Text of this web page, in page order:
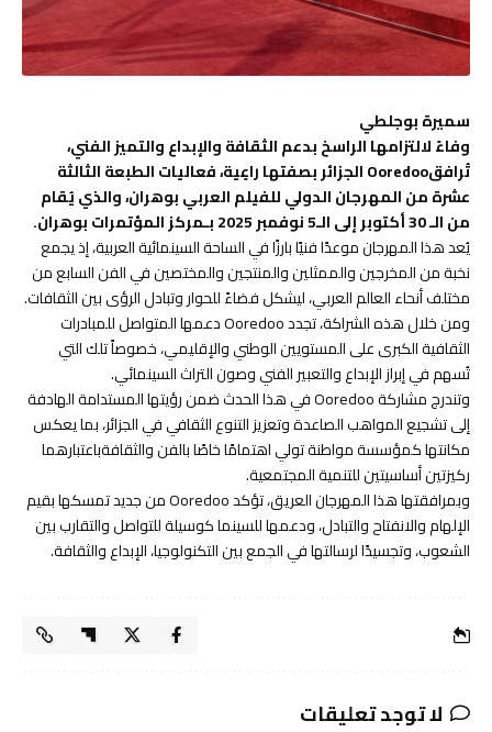
سميرة بوجلطي
وفاءً لالتزامها الراسخ بدعم الثقافة والإبداعوالتميزالفني،
تُرافقOoredooالجزائربصفتهاراعٍية،فعاليات الطبعة الثالثة
عشرة من المهرجان الدولي للفيلم العربيبوهران،والذي يُقام
منالـ30أكتوبر إلىالـ5 نوفمبر 2025 بـمركز المؤتمرات بوهران
.
يُعد هذا المهرجان موعدًا فنيًا بارزًا في الساحة السينمائية العربية، إذ يجمع
نخبة من المخرجين والممثلين والمنتجين والمختصين في الفن السابع من
مختلف أنحاء العالم العربي، ليشكل فضاءً للحوار وتبادل الرؤى بين الثقافات.
ومن خلال هذه الشراكة، تجدد
دعمها المتواصل للمبادرات
الثقافية الكبرى على المستويين الوطني والإقليمي،خصوصاًتلك التي
تُسهم في إبراز الإبداع والتعبير الفني وصون التراث السينمائي.
وتندرج مشاركة
في هذا الحدث ضمن رؤيتها المستدامة الهادفة
إلى تشجيع المواهب الصاعدة وتعزيز التنوع الثقافي في الجزائر، بما يعكس
مكانتها كمؤسسةمواطنة تولي اهتمامًا خاصًا بالفنوالثقافةباعتبارهما
ركيزتينأساسيتينللتنميةالمجتمعية.
وبمرافقتهاهذا المهرجان العريق، تؤكدOoredooمنجديد تمسكها بقيم
الإلهام والانفتاح والتبادل، ودعمها للسينما كوسيلة للتواصل والتقارب بين
الشعوب، وتجسيدًا لرسالتها في الجمع بين التكنولوجيا، الإبداع والثقافة.
لا توجد تعليقات